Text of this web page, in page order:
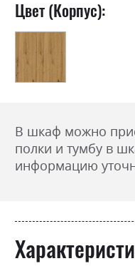
Цвет (Корпус):
В шкаф можно
полки и тумбу в
информацию